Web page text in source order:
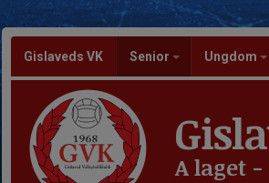
Gislaveds VK Senior Ungdom
A laget